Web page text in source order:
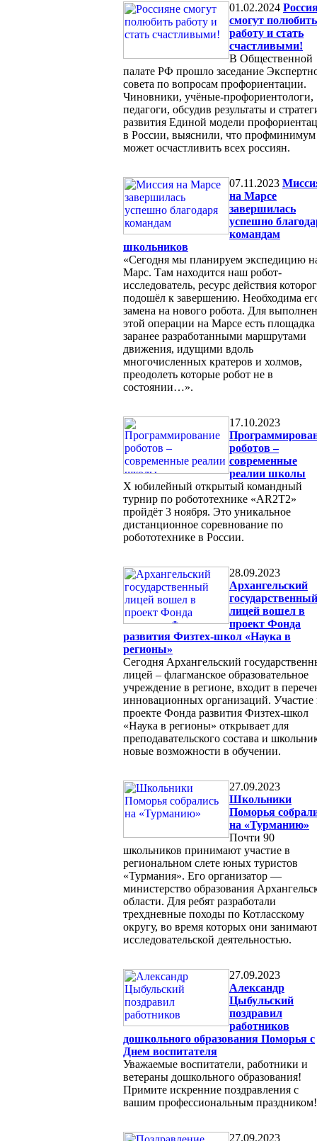
01.02.2024
смогут полюбить
работу и стать
счастливыми!
В Общественной
палате РФ прошло заседание
совета по вопросам профориентации.
Чиновники, учёные-профориентологи,
педагоги, обсудив результаты и
развития Единой модели
в России, выяснили, что профминимум
может осчастливить всех россиян.
07.11.2023
на Марсе
завершилась
успешно
командам
школьников
«Сегодня мы планируем экспедицию
Марс. Там находится наш робот-
исследователь, ресурс действия
подошёл к завершению. Необходима
замена на нового робота. Для
этой операции на Марсе есть площадка
заранее разработанными маршрутами
движения, идущими вдоль
многочисленных кратеров и холмов,
преодолеть которые робот не в
состоянии…».
17.10.2023
роботов –
современные
реалии школы
X юбилейный открытый командный
турнир по робототехнике «AR2T2»
пройдёт 3 ноября. Это уникальное
дистанционное соревнование по
робототехнике в России.
28.09.2023
Архангельский
государственный
лицей вошел в
проект Фонда
развития Физтех-школ «Наука в
регионы»
Сегодня Архангельский
лицей – флагманское образовательное
учреждение в регионе, входит в
инновационных организаций. Участие
проекте Фонда развития Физтех-школ
«Наука в регионы» открывает для
преподавательского состава и
новые возможности в обучении.
27.09.2023
Школьники
Поморья
на «Турманию»
Почти 90
школьников принимают участие в
региональном слете юных туристов
«Турмания». Его организатор —
министерство образования
области. Для ребят разработали
трехдневные походы по Котласскому
округу, во время которых они
исследовательской деятельностью.
27.09.2023
Александр
Цыбульский
поздравил
работников
дошкольного образования Поморья с
Днем воспитателя
Уважаемые воспитатели, работники и
ветераны дошкольного образования!
Примите искренние поздравления с
вашим профессиональным праздником!
27.09.2023